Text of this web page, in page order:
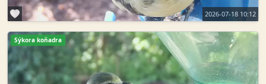
2026-07-18 10:12
Sýkora koňadra